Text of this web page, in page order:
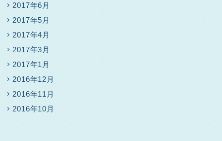
2017年6月
2017年5月
2017年4月
2017年3月
2017年1月
2016年12月
2016年11月
2016年10月